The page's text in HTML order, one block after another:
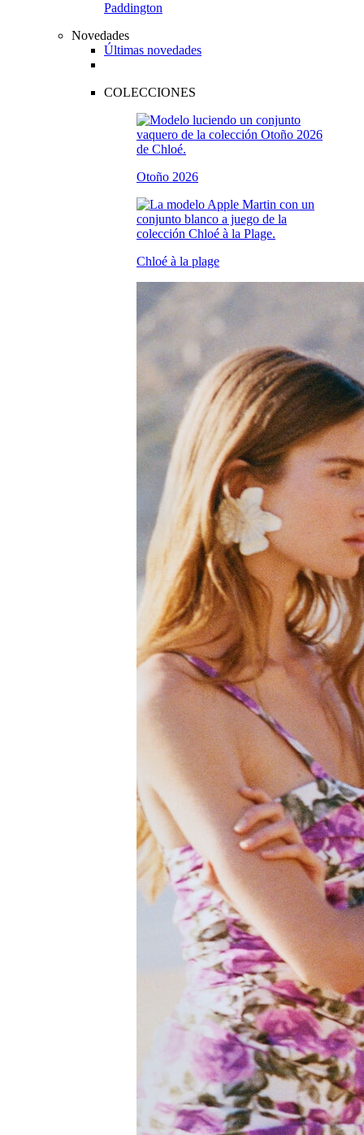
Paddington
Novedades
Últimas novedades
COLECCIONES
Otoño 2026
Chloé à la plage